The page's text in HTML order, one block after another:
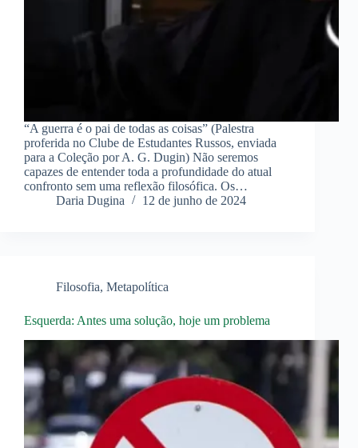
“A guerra é o pai de todas as coisas” (Palestra
proferida no Clube de Estudantes Russos, enviada
para a Coleção por A. G. Dugin) Não seremos
capazes de entender toda a profundidade do atual
confronto sem uma reflexão filosófica. Os…
Daria Dugina
12 de junho de 2024
Filosofia, Metapolítica
Esquerda: Antes uma solução, hoje um problema